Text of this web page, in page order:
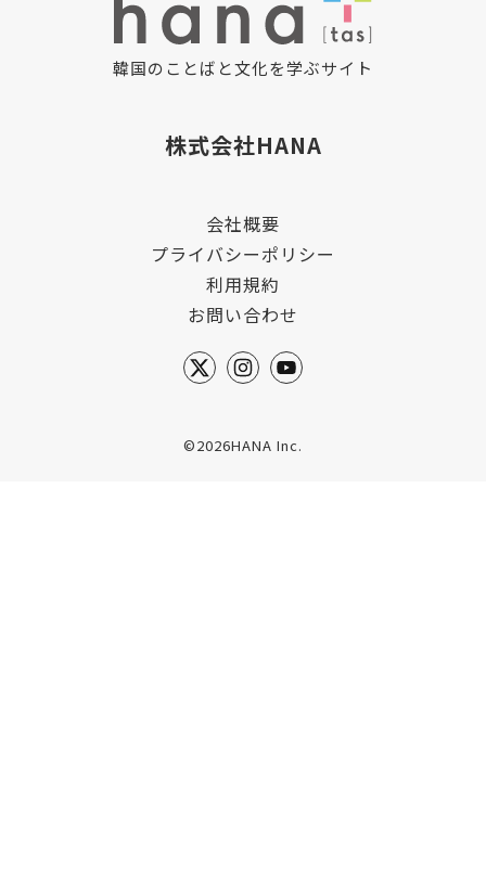
韓国のことばと文化を学ぶサイト
株式会社HANA
会社概要
プライバシーポリシー
利用規約
お問い合わせ
©2026HANA Inc.